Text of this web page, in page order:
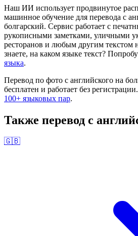
Наш ИИ использует продвинутое
машинное обучение для перевода с
болгарский. Сервис работает с
рукописными заметками, уличными
ресторанов и любым другим текстом
знаете, на каком языке текст?
языка.
Перевод по фото с английского на
бесплатен и работает без
100+ языковых пар.
Также перевод с
🇬🇧